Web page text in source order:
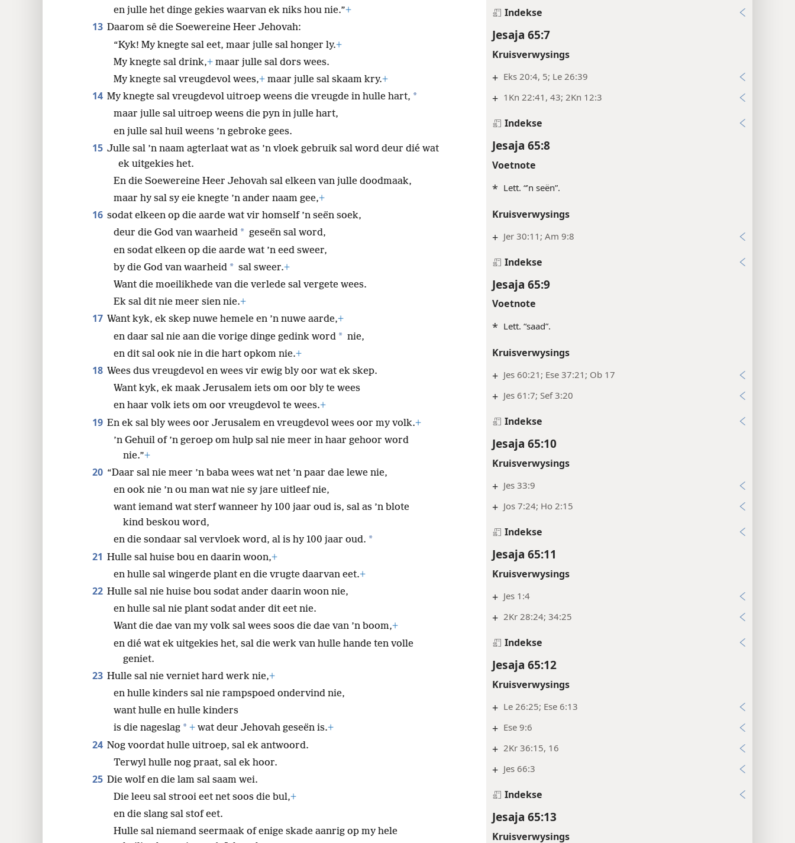
Indekse
Jesaja 65:7
Kruisverwysings
+ Eks 20:4, 5; Le 26:39
+ 1Kn 22:41, 43; 2Kn 12:3
Indekse
Jesaja 65:8
Voetnote
* Lett. “’n seën”.
Kruisverwysings
+ Jer 30:11; Am 9:8
Indekse
Jesaja 65:9
Voetnote
* Lett. “saad”.
Kruisverwysings
+ Jes 60:21; Ese 37:21; Ob 17
+ Jes 61:7; Sef 3:20
Indekse
Jesaja 65:10
Kruisverwysings
+ Jes 33:9
+ Jos 7:24; Ho 2:15
Indekse
Jesaja 65:11
Kruisverwysings
+ Jes 1:4
+ 2Kr 28:24; 34:25
Indekse
Jesaja 65:12
Kruisverwysings
+ Le 26:25; Ese 6:13
+ Ese 9:6
+ 2Kr 36:15, 16
+ Jes 66:3
Indekse
Jesaja 65:13
Kruisverwysings
en julle het dinge gekies waarvan ek niks hou nie.”+
13 Daarom sê die Soewereine Heer Jehovah:
“Kyk! My knegte sal eet, maar julle sal honger ly.+
My knegte sal drink,+ maar julle sal dors wees.
My knegte sal vreugdevol wees,+ maar julle sal skaam kry.+
14 My knegte sal vreugdevol uitroep weens die vreugde in hulle hart, *
maar julle sal uitroep weens die pyn in julle hart,
en julle sal huil weens ’n gebroke gees.
15 Julle sal ’n naam agterlaat wat as ’n vloek gebruik sal word deur dié wat
ek uitgekies het.
En die Soewereine Heer Jehovah sal elkeen van julle doodmaak,
maar hy sal sy eie knegte ’n ander naam gee,+
16 sodat elkeen op die aarde wat vir homself ’n seën soek,
deur die God van waarheid * geseën sal word,
en sodat elkeen op die aarde wat ’n eed sweer,
by die God van waarheid * sal sweer.+
Want die moeilikhede van die verlede sal vergete wees.
Ek sal dit nie meer sien nie.+
17 Want kyk, ek skep nuwe hemele en ’n nuwe aarde,+
en daar sal nie aan die vorige dinge gedink word * nie,
en dit sal ook nie in die hart opkom nie.+
18 Wees dus vreugdevol en wees vir ewig bly oor wat ek skep.
Want kyk, ek maak Jerusalem iets om oor bly te wees
en haar volk iets om oor vreugdevol te wees.+
19 En ek sal bly wees oor Jerusalem en vreugdevol wees oor my volk.+
’n Gehuil of ’n geroep om hulp sal nie meer in haar gehoor word
nie.”+
20 “Daar sal nie meer ’n baba wees wat net ’n paar dae lewe nie,
en ook nie ’n ou man wat nie sy jare uitleef nie,
want iemand wat sterf wanneer hy 100 jaar oud is, sal as ’n blote
kind beskou word,
en die sondaar sal vervloek word, al is hy 100 jaar oud. *
21 Hulle sal huise bou en daarin woon,+
en hulle sal wingerde plant en die vrugte daarvan eet.+
22 Hulle sal nie huise bou sodat ander daarin woon nie,
en hulle sal nie plant sodat ander dit eet nie.
Want die dae van my volk sal wees soos die dae van ’n boom,+
en dié wat ek uitgekies het, sal die werk van hulle hande ten volle
geniet.
23 Hulle sal nie verniet hard werk nie,+
en hulle kinders sal nie rampspoed ondervind nie,
want hulle en hulle kinders
is die nageslag * + wat deur Jehovah geseën is.+
24 Nog voordat hulle uitroep, sal ek antwoord.
Terwyl hulle nog praat, sal ek hoor.
25 Die wolf en die lam sal saam wei.
Die leeu sal strooi eet net soos die bul,+
en die slang sal stof eet.
Hulle sal niemand seermaak of enige skade aanrig op my hele